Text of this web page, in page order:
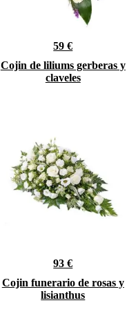
59 €
Cojin de liliums gerberas y
claveles
93 €
Cojin funerario de rosas y
lisianthus